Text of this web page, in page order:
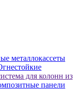
металлокассеты
для колонн из
панели